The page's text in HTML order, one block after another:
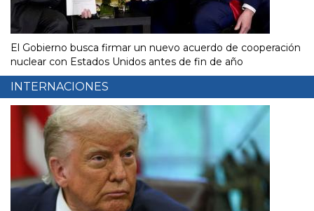
El Gobierno busca firmar un nuevo acuerdo de cooperación
nuclear con Estados Unidos antes de fin de año
INTERNACIONES